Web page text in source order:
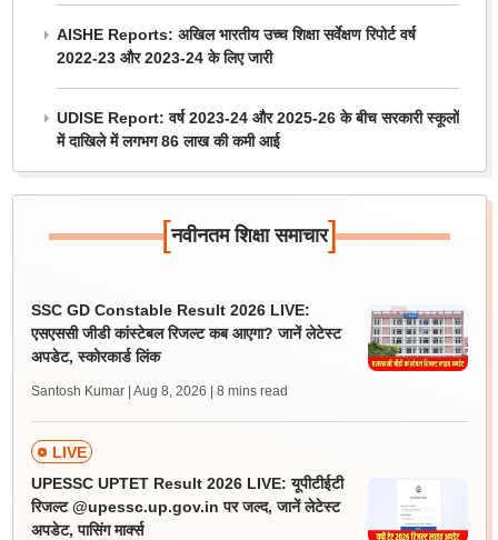
AISHE Reports: अखिल भारतीय उच्च शिक्षा सर्वेक्षण रिपोर्ट वर्ष
2022-23 और 2023-24 के लिए जारी
UDISE Report: वर्ष 2023-24 और 2025-26 के बीच सरकारी स्कूलों
में दाखिले में लगभग 86 लाख की कमी आई
[नवीनतम शिक्षा समाचार]
SSC GD Constable Result 2026 LIVE:
एसएससी जीडी कांस्टेबल रिजल्ट कब आएगा? जानें लेटेस्ट
अपडेट, स्कोरकार्ड लिंक
Santosh Kumar | Aug 8, 2026 | 8 mins read
LIVE
UPESSC UPTET Result 2026 LIVE: यूपीटीईटी
रिजल्ट @upessc.up.gov.in पर जल्द, जानें लेटेस्ट
अपडेट, पासिंग मार्क्स